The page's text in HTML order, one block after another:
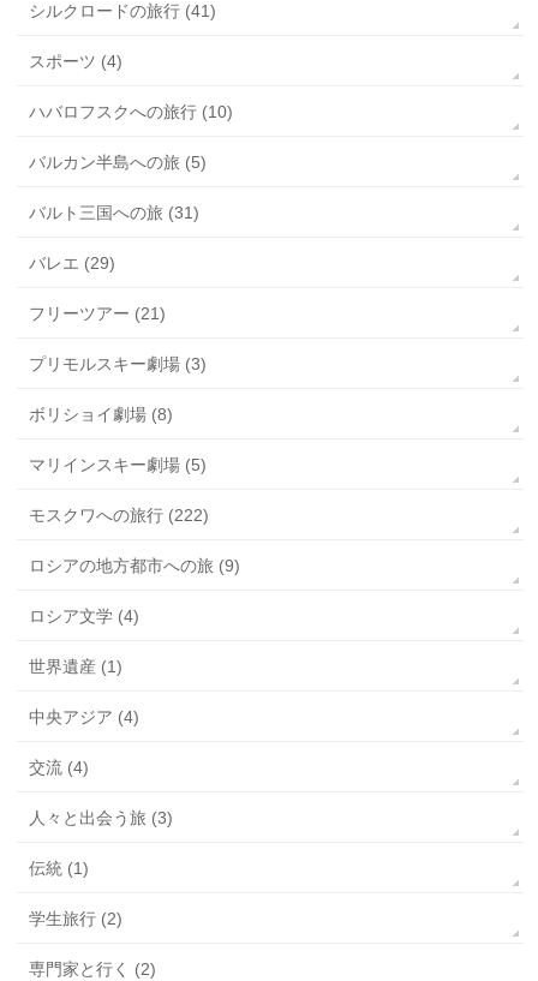
シルクロードの旅行 (41)
スポーツ (4)
ハバロフスクへの旅行 (10)
バルカン半島への旅 (5)
バルト三国への旅 (31)
バレエ (29)
フリーツアー (21)
プリモルスキー劇場 (3)
ボリショイ劇場 (8)
マリインスキー劇場 (5)
モスクワへの旅行 (222)
ロシアの地方都市への旅 (9)
ロシア文学 (4)
世界遺産 (1)
中央アジア (4)
交流 (4)
人々と出会う旅 (3)
伝統 (1)
学生旅行 (2)
専門家と行く (2)